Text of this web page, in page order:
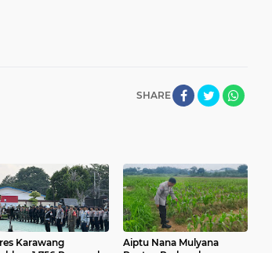
SHARE
Karawang
Aiptu Nana Mulyana